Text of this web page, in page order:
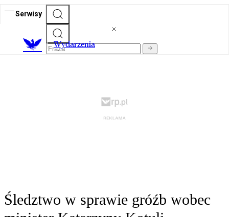
Serwisy
Wydarzenia
Śledztwo w sprawie gróźb wobec